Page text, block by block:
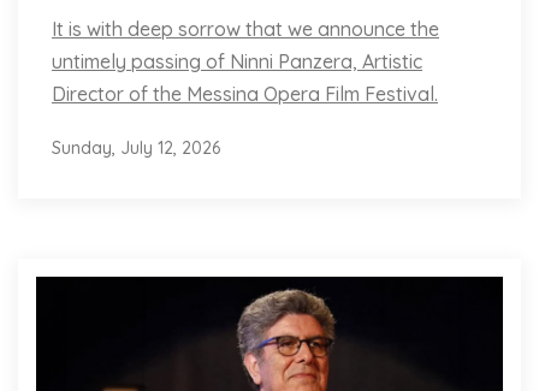
It is with deep sorrow that we announce the
untimely passing of Ninni Panzera, Artistic
Director of the Messina Opera Film Festival.
Sunday, July 12, 2026